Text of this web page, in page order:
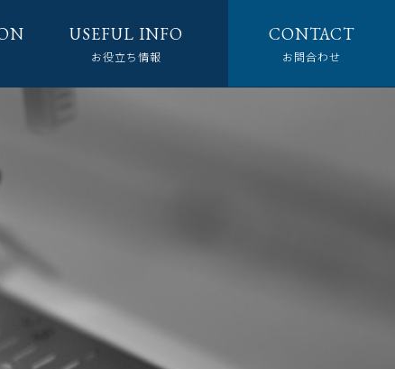
USEFUL INFO
お役立ち情報
CONTACT
お問合わせ